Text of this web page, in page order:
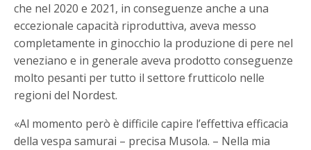
che nel 2020 e 2021, in conseguenze anche a una
eccezionale capacità riproduttiva, aveva messo
completamente in ginocchio la produzione di pere nel
veneziano e in generale aveva prodotto conseguenze
molto pesanti per tutto il settore frutticolo nelle
regioni del Nordest.
«Al momento però è difficile capire l’effettiva efficacia
della vespa samurai – precisa Musola. – Nella mia